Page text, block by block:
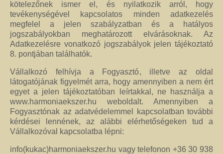
kötelezőnek ismer el, és nyilatkozik arról, hogy
tevékenységével kapcsolatos minden adatkezelés
megfelel a jelen szabályzatban és a hatályos
jogszabályokban meghatározott elvárásoknak. Az
Adatkezelésre vonatkozó jogszabályok jelen tájékoztató
8. pontjában találhatók.
Vállalkozó felhívja a Fogyasztó, illetve az oldal
látogatójának figyelmét arra, hogy amennyiben a nem ért
egyet a jelen tájékoztatóban leírtakkal, ne használja a
www.harmoniaekszer.hu weboldalt. Amennyiben a
Fogyasztónak az adatvédelemmel kapcsolatban további
kérdései lennének, az alábbi elérhetőségeken tud a
Vállalkozóval kapcsolatba lépni:
info(kukac)harmoniaekszer.hu vagy telefonon +36 30 938